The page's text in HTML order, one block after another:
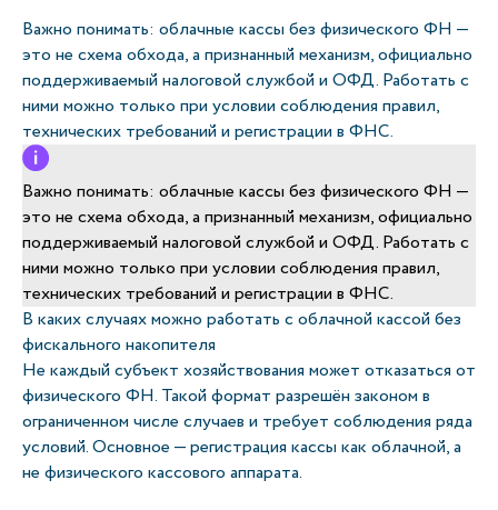
Важно понимать: облачные кассы без физического ФН —
это не схема обхода, а признанный механизм, официально
поддерживаемый налоговой службой и ОФД. Работать с
ними можно только при условии соблюдения правил,
технических требований и регистрации в ФНС.
Важно понимать: облачные кассы без физического ФН —
это не схема обхода, а признанный механизм, официально
поддерживаемый налоговой службой и ОФД. Работать с
ними можно только при условии соблюдения правил,
технических требований и регистрации в ФНС.
В каких случаях можно работать с облачной кассой без
фискального накопителя
Не каждый субъект хозяйствования может отказаться от
физического ФН. Такой формат разрешён законом в
ограниченном числе случаев и требует соблюдения ряда
условий. Основное — регистрация кассы как облачной, а
не физического кассового аппарата.